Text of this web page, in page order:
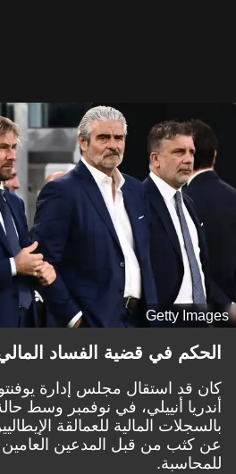
Getty Images
الحكم في قضية الفساد
كان قد استقال مجلس إدارة
أندريا أنييلي، في نوفمبر وسط
بالسجلات المالية للعمالقة
عن كثب من قبل المدعين
للمحاسبة.